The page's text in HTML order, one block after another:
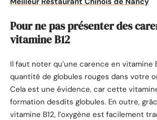
Pour ne pas présenter des
vitamine B12
Il faut noter qu’une carence en vitamine
quantité de globules rouges dans votre
Cela est une évidence, car cette
formation desdits globules. En outre,
vitamine B12, l’oxygène est facilement